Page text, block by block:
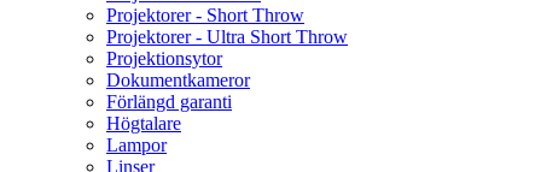
Projektorer - Short Throw
Projektorer - Ultra Short Throw
Projektionsytor
Dokumentkameror
Förlängd garanti
Högtalare
Lampor
Linser